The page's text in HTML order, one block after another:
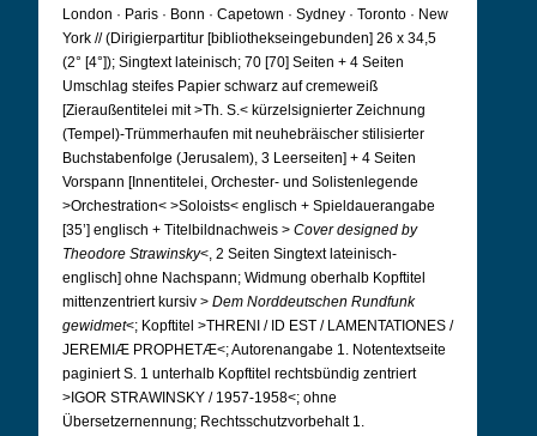
London · Paris · Bonn · Capetown · Sydney · Toronto · New
York // (Dirigierpartitur [bibliothekseingebunden] 26 x 34,5
(2° [4°]); Singtext lateinisch; 70 [70] Seiten + 4 Seiten
Umschlag steifes Papier schwarz auf cremeweiß
[Zieraußentitelei mit >Th. S.< kürzelsignierter Zeichnung
(Tempel)-Trümmerhaufen mit neuhebräischer stilisierter
Buchstabenfolge (Jerusalem), 3 Leerseiten] + 4 Seiten
Vorspann [Innentitelei, Orchester- und Solistenlegende
>Orchestration< >Soloists< englisch + Spieldauerangabe
[35’] englisch + Titelbildnachweis > Cover designed by
Theodore Strawinsky<, 2 Seiten Singtext lateinisch-
englisch] ohne Nachspann; Widmung oberhalb Kopftitel
mittenzentriert kursiv > Dem Norddeutschen Rundfunk
gewidmet<; Kopftitel >THRENI / ID EST / LAMENTATIONES /
JEREMIÆ PROPHETÆ<; Autorenangabe 1. Notentextseite
paginiert S. 1 unterhalb Kopftitel rechtsbündig zentriert
>IGOR STRAWINSKY / 1957-1958<; ohne
Übersetzernennung; Rechtsschutzvorbehalt 1.